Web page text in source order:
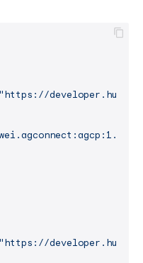
"https://
"https://